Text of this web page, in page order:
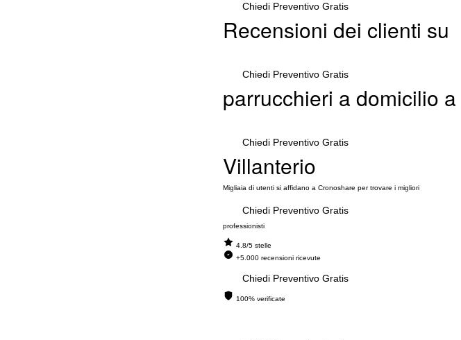
Chiedi Preventivo Gratis
Chiedi Preventivo Gratis
Chiedi Preventivo Gratis
Chiedi Preventivo Gratis
Chiedi Preventivo Gratis
Recensioni dei clienti su
parrucchieri a domicilio a
Villanterio
Migliaia di utenti si affidano a Cronoshare per trovare i migliori
professionisti
4.8/5 stelle
+5.000 recensioni ricevute
100% verificate